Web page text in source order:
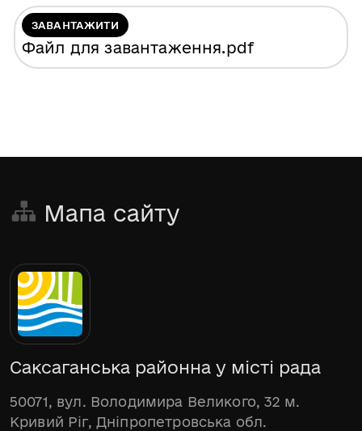
ЗАВАНТАЖИТИ
Файл для завантаження.pdf
Мапа сайту
Саксаганська районна у місті рада
50071, вул. Володимира Великого, 32 м.
Кривий Ріг, Дніпропетровська обл.